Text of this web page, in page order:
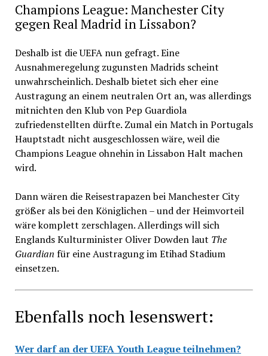
Champions League: Manchester City
gegen Real Madrid in Lissabon?
Deshalb ist die UEFA nun gefragt. Eine
Ausnahmeregelung zugunsten Madrids scheint
unwahrscheinlich. Deshalb bietet sich eher eine
Austragung an einem neutralen Ort an, was allerdings
mitnichten den Klub von Pep Guardiola
zufriedenstellten dürfte. Zumal ein Match in Portugals
Hauptstadt nicht ausgeschlossen wäre, weil die
Champions League ohnehin in Lissabon Halt machen
wird.
Dann wären die Reisestrapazen bei Manchester City
größer als bei den Königlichen – und der Heimvorteil
wäre komplett zerschlagen. Allerdings will sich
Englands Kulturminister Oliver Dowden laut The
Guardian für eine Austragung im Etihad Stadium
einsetzen.
Ebenfalls noch lesenswert:
Wer darf an der UEFA Youth League teilnehmen?